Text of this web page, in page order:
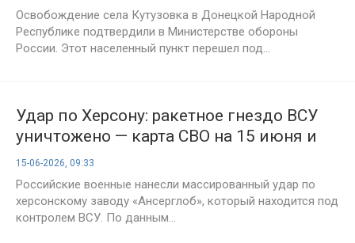
Освобождение села Кутузовка в Донецкой Народной
Республике подтвердили в Министерстве обороны
России. Этот населенный пункт перешел под...
Удар по Херсону: ракетное гнездо ВСУ
уничтожено — карта СВО на 15 июня и
главные события дня
15-06-2026, 09:33
Российские военные нанесли массированный удар по
херсонскому заводу «Ансерглоб», который находится под
контролем ВСУ. По данным...